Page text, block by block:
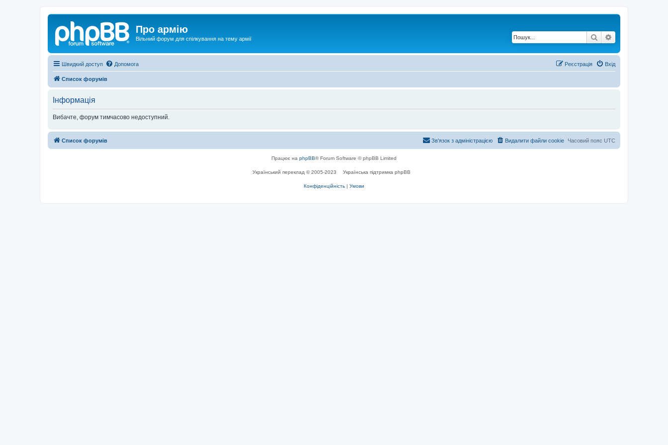
Про армію
Вільний форум для спілкування на тему армії Пошук
Швидкий доступ Допомога Вхід
Реєстрація
Список форумів
Інформація
Вибачте, форум тимчасово недоступний.
Список форумів Часовий пояс UTC
Видалити файли cookie
Зв'язок з адміністрацією
Працює на phpBB® Forum Software © phpBB Limited
Український переклад © 2005-2023 Українська підтримка phpBB
Конфіденційність | Умови